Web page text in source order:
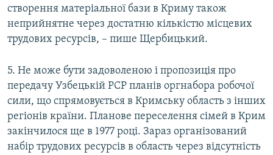
створення матеріальної бази в Криму також
неприйнятне через достатню кількістю місцевих
трудових ресурсів, – пише Щербицький.
5. Не може бути задоволеною і пропозиція про
передачу Узбецькій РСР планів оргнабора робочої
сили, що спрямовується в Кримську область з інших
регіонів країни. Планове переселення сімей в Крим
закінчилося ще в 1977 році. Зараз організований
набір трудових ресурсів в область через відсутність